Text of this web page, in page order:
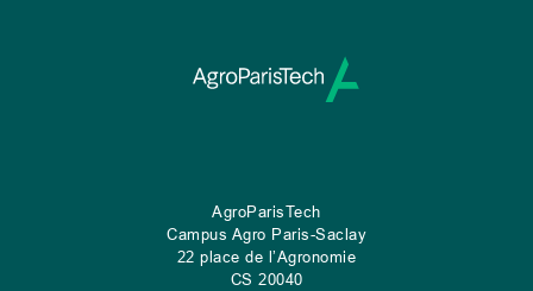
AgroParisTech
Campus Agro Paris-Saclay
22 place de l’Agronomie
CS 20040